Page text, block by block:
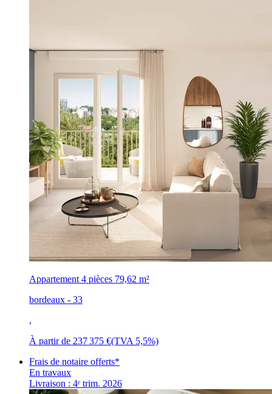
Appartement 4 pièces 79,62 m²
bordeaux - 33
,
À partir de 237 375 €(TVA 5,5%)
Frais de notaire offerts*
En travaux
Livraison : 4ᵉ trim. 2026